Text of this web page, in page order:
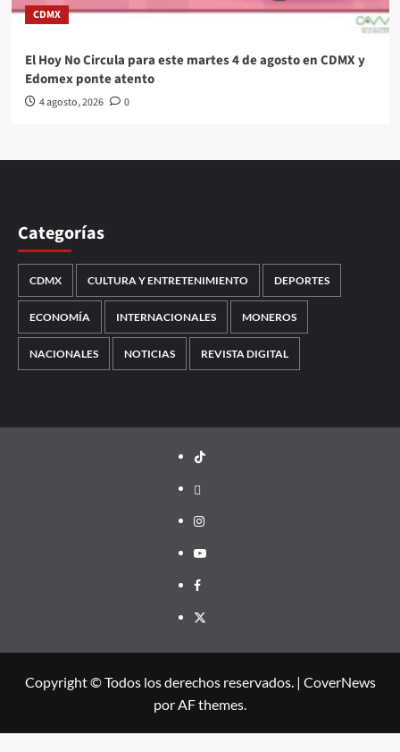
CDMX
El Hoy No Circula para este martes 4 de agosto en CDMX y
Edomex ponte atento
4 agosto, 2026 0
Categorías
CDMX CULTURA Y ENTRETENIMIENTO DEPORTES
ECONOMÍA INTERNACIONALES MONEROS
NACIONALES NOTICIAS REVISTA DIGITAL
TikTok
threads
Instagram
Youtube
Facebook
X
Copyright © Todos los derechos reservados. | CoverNews
por AF themes.